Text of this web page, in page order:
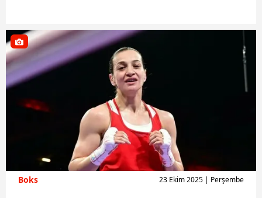
Boks 23 Ekim 2025 | Perşembe